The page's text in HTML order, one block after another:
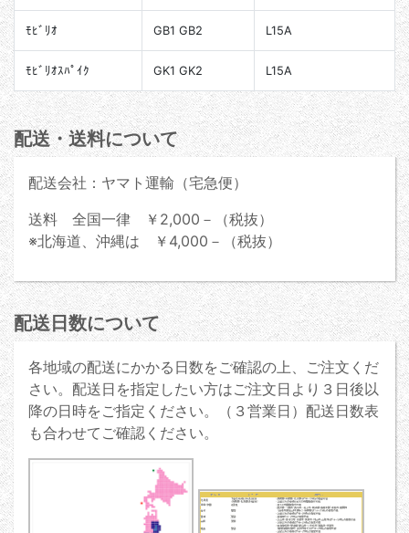
ﾓﾋﾞﾘｵ GB1 GB2 L15A
ﾓﾋﾞﾘｵｽﾊﾟｲｸ GK1 GK2 L15A
配送・送料について
配送会社：ヤマト運輸（宅急便）
送料 全国一律 ￥2,000－（税抜）
※北海道、沖縄は ￥4,000－（税抜）
配送日数について
各地域の配送にかかる日数をご確認の上、ご注文くだ
さい。配送日を指定したい方はご注文日より３日後以
降の日時をご指定ください。（３営業日）配送日数表
も合わせてご確認ください。